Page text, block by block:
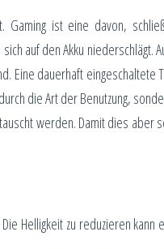
Gaming ist eine davon,
auf den Akku niederschlägt.
Eine dauerhaft eingeschaltete
die Art der Benutzung,
werden. Damit dies aber
Helligkeit zu reduzieren kann